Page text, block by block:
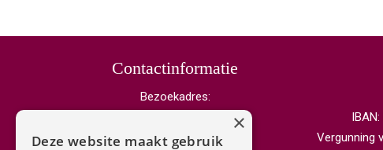
Contactinformatie
Bezoekadres:
Laan van Beek en Royen 40
3701 AK Zeist
Vergunning
Deze website maakt gebruik
×